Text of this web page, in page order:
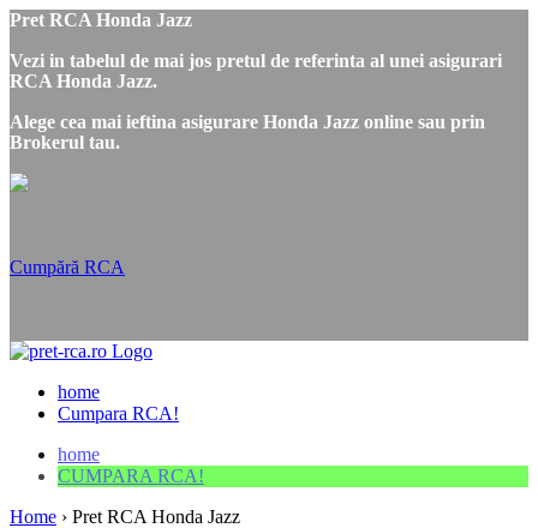
Pret RCA Honda Jazz
Vezi in tabelul de mai jos pretul de referinta al unei asigurari
RCA Honda Jazz.
Alege cea mai ieftina asigurare Honda Jazz online sau prin
Brokerul tau.
Cumpără RCA
home
Cumpara RCA!
home
CUMPARA RCA!
Home › Pret RCA Honda Jazz